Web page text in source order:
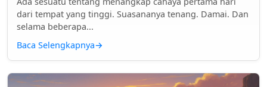
dari tempat yang tinggi. Suasananya tenang. Damai. Dan
selama beberapa...
Baca Selengkapnya→